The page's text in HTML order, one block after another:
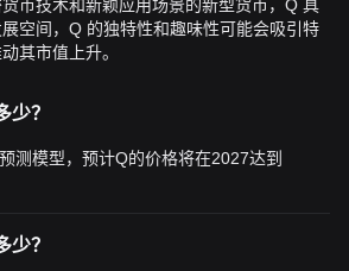
币技术和新颖应用场景的新型货币，Q 具
空间，Q 的独特性和趣味性可能会吸引特
其市值上升。
少？
测模型，预计Q的价格将在2027达到
少？